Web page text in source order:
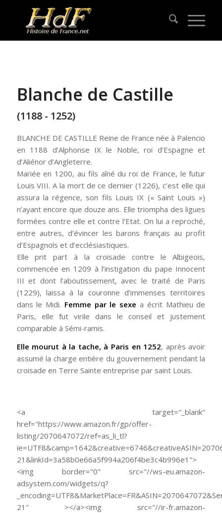
Blanche de Castille
(1188 - 1252)
BLANCHE DE CASTILLE Reine de France née à Palencio
en 1188 d’Alphonse IX le Noble, roi d’Espagne et
d’Aliénor d’Angleterre.
Mariée en 1200, au fils aîné du roi de France, le futur
Louis VIII. A la mort de ce dernier (1226), c’est elle qui
assura la régence, son fils Louis IX (« Saint Louis »)
n’ayant encore que douze ans. Elle triompha des ligues
formées contre elle et contre l’Etat. On lui a reproché,
entre autres, d’évincer les barons français au profit
d’Espagnols et d’ecclésiastiques.
Elle prit part à la croisade contre le Albigeois,
commencée en 1209 à l’instigation du pape Innocent
III et dont l’aboutissement, avec le traité de Paris
(1229), laissa à la couronne d’immenses territoires
dans le Midi. Femme par le sexe a écrit Mathieu de
Paris, elle fut virile dans le conseil et justement
comparable à Sémi-ramis.
Elle mourut à la tache, à Paris en 1252, après avoir
assumé la charge entière du gouvernement pendant la
croisade en Terre Sainte entreprise par saint Louis.
<a target="_blank"
href="https://www.amazon.fr/gp/offer-
listing/2070647072/ref=as_li_tl?
21&linkId=3a58b0e66a5f994a206f4be3c4b996e1">
<img border="0" src="//ws-eu.amazon-
adsystem.com/widgets/q?
21" ></a><img src="//ir-fr.amazon-